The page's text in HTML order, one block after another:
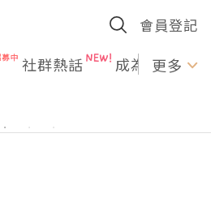
會員登記
社群熱話 成為U更多